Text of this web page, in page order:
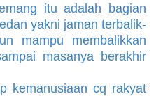
itu adalah bagian
yakni jaman terbalik-
mampu membalikkan
masanya berakhir
cq rakyat